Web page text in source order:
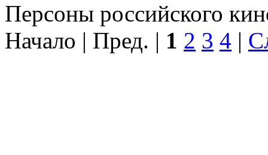
Персоны российского
Начало | Пред. | 1 2 3 4 |